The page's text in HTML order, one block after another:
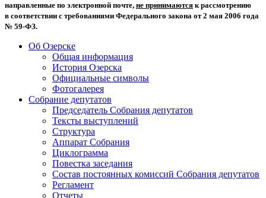
направленные по электронной почте, не принимаются к рассмотрению
в соответствии с требованиями Федерального закона от 2 мая 2006 года
№ 59-ФЗ.
Об Озерске
Общая информация
История Озерска
Официальные символы
Фотогалерея
Собрание депутатов
Председатель Собрания депутатов
Тексты выступлений
Структура
Аппарат Собрания
Циклограмма
Повестка заседания
Состав постоянных комиссий Собрания депутатов
Регламент
Отчеты